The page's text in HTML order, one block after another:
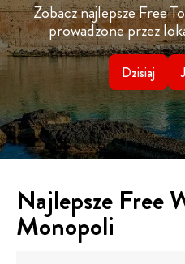
Zobacz najlepsze Free
prowadzone przez
Dzisiaj
Najlepsze Free
Monopoli